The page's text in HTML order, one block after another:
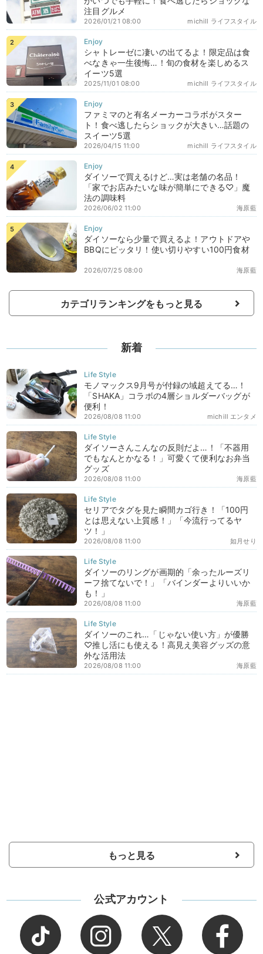
注目グルメ
michill ライフスタイル
2026/01/21 08:00
シャトレーゼに凄いの出てるよ！限定品は食
べなきゃ一生後悔…！旬の食材を楽しめるス
イーツ5選
michill ライフスタイル
2025/11/01 08:00
ファミマのと有名メーカーコラボがスター
ト！食べ逃したらショックが大きい…話題の
スイーツ5選
michill ライフスタイル
2026/04/15 11:00
ダイソーで買えるけど…実は老舗の名品！
「家でお店みたいな味が簡単にできる♡」魔
法の調味料
海原藍
2026/06/02 11:00
ダイソーなら少量で買えるよ！アウトドアや
BBQにピッタリ！使い切りやすい100円食材
海原藍
2026/07/25 08:00
カテゴリランキングをもっと見る
新着
モノマックス9月号が付録の域超えてる…！
「SHAKA」コラボの4層ショルダーバッグが
便利！
michill エンタメ
2026/08/08 11:00
ダイソーさんこんなの反則だよ…！「不器用
でもなんとかなる！」可愛くて便利なお弁当
グッズ
海原藍
2026/08/08 11:00
セリアでタグを見た瞬間カゴ行き！「100円
とは思えない上質感！」「今流行ってるヤ
ツ！」
如月せり
2026/08/08 11:00
ダイソーのリングが画期的「余ったルーズリ
ーフ捨てないで！」「バインダーよりいいか
も！」
海原藍
2026/08/08 11:00
ダイソーのこれ…「じゃない使い方」が優勝
♡推し活にも使える！高見え美容グッズの意
外な活用法
海原藍
2026/08/08 11:00
もっと見る
公式アカウント